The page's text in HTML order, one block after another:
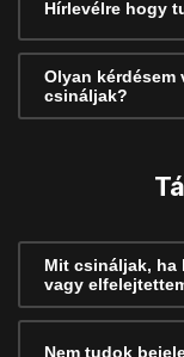
Hírlevélre hogy
Olyan kérdésem
csináljak?
Mit csináljak, ha
vagy
Nem tudok